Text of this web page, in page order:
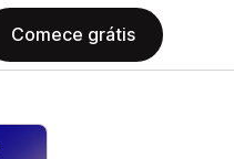
Comece grátis